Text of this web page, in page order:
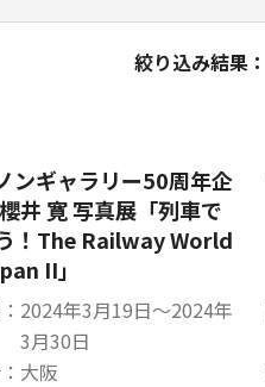
絞り込み結果：
ンギャラリー50周年企
井 寛 写真展「列車で
！The Railway World
II」
2024年3月19日〜2024年
3月30日
大阪